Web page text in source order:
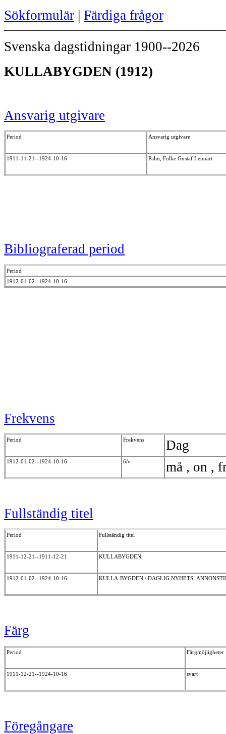
Sökformulär | Färdiga frågor
Svenska dagstidningar 1900--2026
KULLABYGDEN (1912)
Ansvarig utgivare
Period Ansvarig utgivare
1911-11-21--1924-10-16 Palm, Folke Gustaf Lennart
Bibliograferad period
Period
1912-01-02--1924-10-16
Frekvens
Period Frekvens Dag
1912-01-02--1924-10-16 6/v må , on ,
Fullständig titel
Period Fullständig titel
1911-12-21--1911-12-21 KULLABYGDEN.
1912-01-02--1924-10-16 KULLA-BYGDEN / DAGLIG NYHETS-
Färg
Period Färgmöjligheter
1911-12-21--1924-10-16 svart
Föregångare